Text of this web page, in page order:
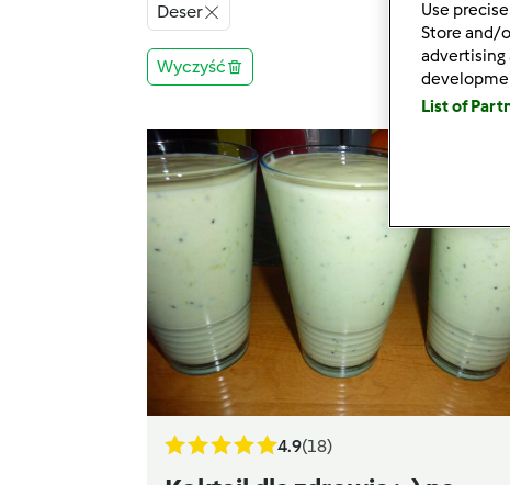
Deser
Wyczyść
4.9(18)
Use
Store and/
advertising
List of